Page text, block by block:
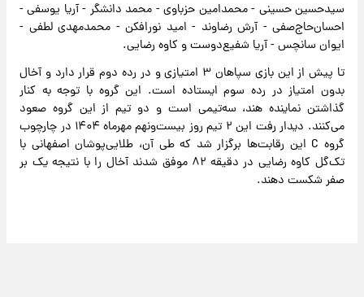
سیدحسین حسینی - محمدامین حزباوی - محمد دانشگر - آریا یوسفی -
احسان‌حاج‌صفی - آرش رضاوند - امید نورافکن - محمدمهدی لطفی -
ایوان سانچس - آریا شفیع‌دوست و کاوه رضایی.
تا پیش از این بازی سپاهان ۳ امتیازی و در رده دوم قرار دارد و آخال
بدون امتیاز در رده سوم ایستاده است. این گروه با توجه به کنار
گذاشتن نماینده هند، سه‌تیمی است و دو تیم از این گروه صعود
می‌کنند. دیدار رفت این ۲ تیم روز بیست‌ونهم مهرماه ۱۴۰۴ در چارچوب
گروه C این رقابت‌ها برگزار شد که طی آن، طلایی‌پوشان اصفهانی با
تک‌گل کاوه رضایی در دقیقه ۸۲ موفق شدند آخال را با نتیجه یک بر
صفر شکست دهند.